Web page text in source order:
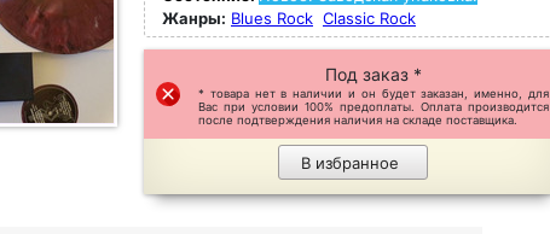
Жанры: Blues Rock Classic Rock
Под заказ *
* товара нет в наличии и он будет заказан, именно, для
Вас при условии 100% предоплаты. Оплата производится
после подтверждения наличия на складе поставщика.
В избранное